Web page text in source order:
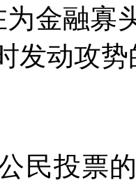
为金融寡
发动攻
民投票